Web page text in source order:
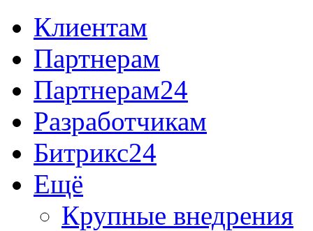
Клиентам
Партнерам
Партнерам24
Разработчикам
Битрикс24
Ещё
Крупные внедрения